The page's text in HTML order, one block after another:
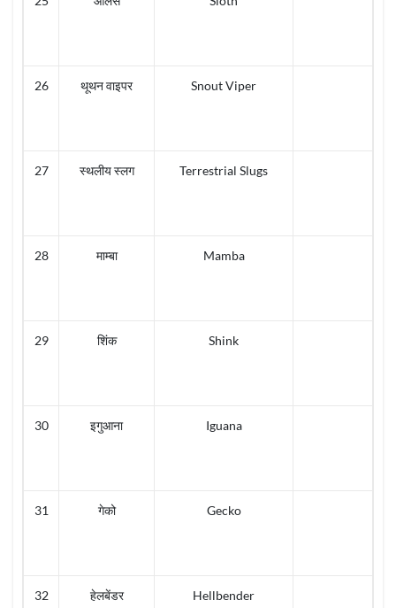
26 थूथन वाइपर Snout Viper
27 स्थलीय स्लग Terrestrial Slugs
28 माम्बा Mamba
29 शिंक Shink
30 इगुआना Iguana
31 गेको Gecko
32 हेलबेंडर Hellbender